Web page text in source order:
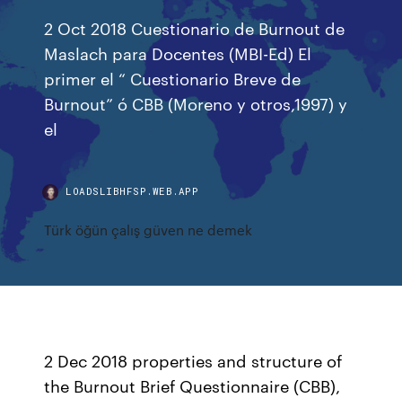
2 Oct 2018 Cuestionario de Burnout de
Maslach para Docentes (MBI-Ed) El
primer el “ Cuestionario Breve de
Burnout” ó CBB (Moreno y otros,1997) y
el
LOADSLIBHFSP.WEB.APP
Türk öğün çalış güven ne demek
2 Dec 2018 properties and structure of
the Burnout Brief Questionnaire (CBB),